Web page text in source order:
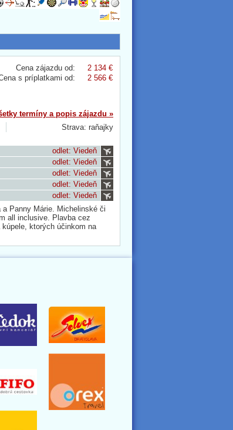
Cena zájazdu od:
2 134 €
s príplatkami od:
2 566 €
termíny a popis zájazdu »
Strava: raňajky
odlet: Viedeň
odlet: Viedeň
odlet: Viedeň
odlet: Viedeň
odlet: Viedeň
a Panny Márie. Michelinské či
all inclusive. Plavba cez
ktorých účinkom na